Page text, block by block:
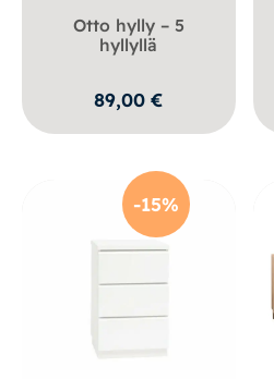
Otto hylly – 5
hyllyllä
89,00€
-15%